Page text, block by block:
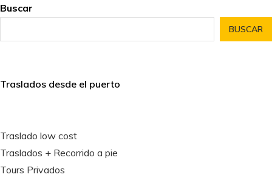
Buscar
BUSCAR
Traslados desde el puerto
Traslado low cost
Traslados + Recorrido a pie
Tours Privados